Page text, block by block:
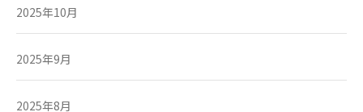
2025年10月
2025年9月
2025年8月